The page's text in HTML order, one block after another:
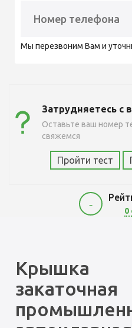
Мы перезвоним Вам и
Затрудняетесь с
Оставьте ваш номер
свяжемся
Пройти тест
-
0
Крышка
закаточная